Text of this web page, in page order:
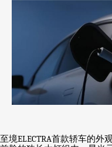
至境ELECTRA首款轿车的外